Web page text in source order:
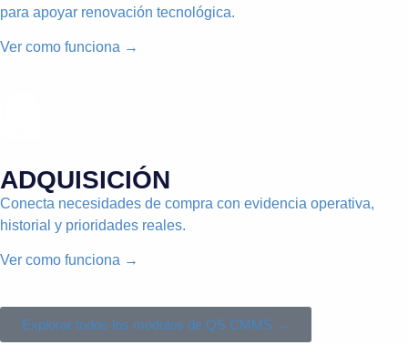
para apoyar renovación tecnológica.
Ver como funciona →
ADQUISICIÓN
Conecta necesidades de compra con evidencia operativa,
historial y prioridades reales.
Ver como funciona →
Explorar todos los módulos de QS CMMS →